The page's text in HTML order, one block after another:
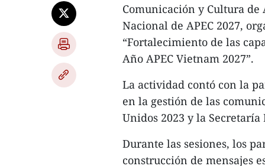
Comunicación y Cultura de
Nacional de APEC 2027,
“Fortalecimiento de las
Año APEC Vietnam 2027”.
La actividad contó con la
en la gestión de las
Unidos 2023 y la
Durante las sesiones, los
construcción de mensajes